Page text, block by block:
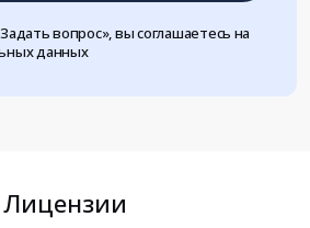
вопрос», вы соглашаетесь на
данных
Лицензии